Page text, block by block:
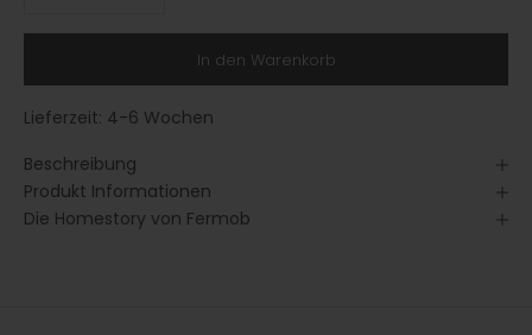
In den Warenkorb
Lieferzeit: 4-6 Wochen
Beschreibung
Produkt Informationen
Die Homestory von Fermob